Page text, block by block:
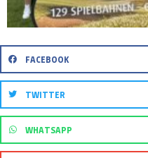
FACEBOOK
TWITTER
WHATSAPP